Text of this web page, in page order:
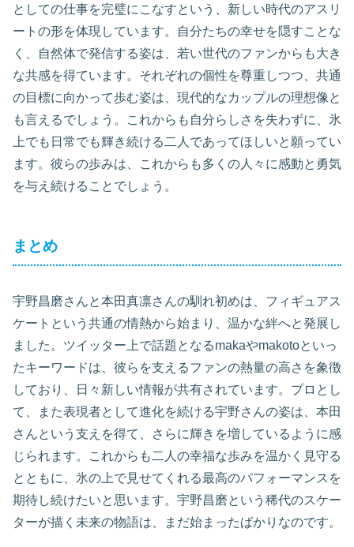
としての仕事を完璧にこなすという、新しい時代のアスリ
ートの形を体現しています。自分たちの幸せを隠すことな
く、自然体で発信する姿は、若い世代のファンからも大き
な共感を得ています。それぞれの個性を尊重しつつ、共通
の目標に向かって歩む姿は、現代的なカップルの理想像と
も言えるでしょう。これからも自分らしさを失わずに、氷
上でも日常でも輝き続ける二人であってほしいと願ってい
ます。彼らの歩みは、これからも多くの人々に感動と勇気
を与え続けることでしょう。
まとめ
宇野昌磨さんと本田真凛さんの馴れ初めは、フィギュアス
ケートという共通の情熱から始まり、温かな絆へと発展し
ました。ツイッター上で話題となるmakaやmakotoといっ
たキーワードは、彼らを支えるファンの熱量の高さを象徴
しており、日々新しい情報が共有されています。プロとし
て、また表現者として進化を続ける宇野さんの姿は、本田
さんという支えを得て、さらに輝きを増しているように感
じられます。これからも二人の幸福な歩みを温かく見守る
とともに、氷の上で見せてくれる最高のパフォーマンスを
期待し続けたいと思います。宇野昌磨という稀代のスケー
ターが描く未来の物語は、まだ始まったばかりなのです。